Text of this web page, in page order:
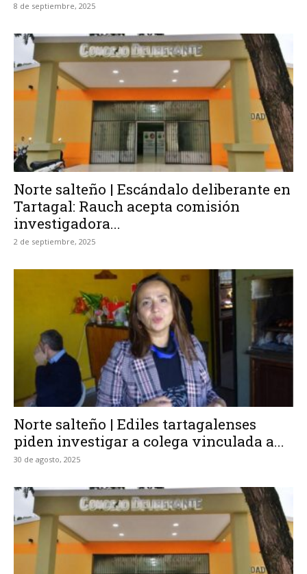
8 de septiembre, 2025
Norte salteño | Escándalo deliberante en
Tartagal: Rauch acepta comisión
investigadora...
2 de septiembre, 2025
Norte salteño | Ediles tartagalenses
piden investigar a colega vinculada a...
30 de agosto, 2025